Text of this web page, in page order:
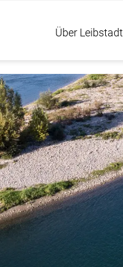
Über Leibstadt